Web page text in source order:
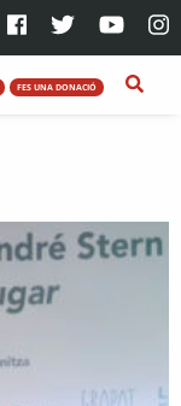
FES UNA DONACIÓ